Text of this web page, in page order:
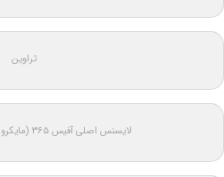
تراوین
لایسنس اصلی آفیس ۳۶۵ (مایکروسافت ۳۶۵) اورجینال